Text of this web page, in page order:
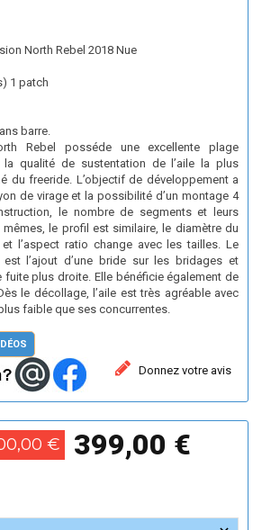
North Rebel 2018 Nue
1 patch
barre.
Rebel posséde une excellente plage
la qualité de sustentation de l’aile la plus
du freeride. L’objectif de développement a
de virage et la possibilité d’un montage 4
le nombre de segments et leurs
le profil est similaire, le diamètre du
l’aspect ratio change avec les tailles. Le
est l’ajout d’une bride sur les bridages et
fuite plus droite. Elle bénéficie également de
le décollage, l’aile est très agréable avec
faible que ses concurrentes.
Donnez votre avis
€ 399,00 €